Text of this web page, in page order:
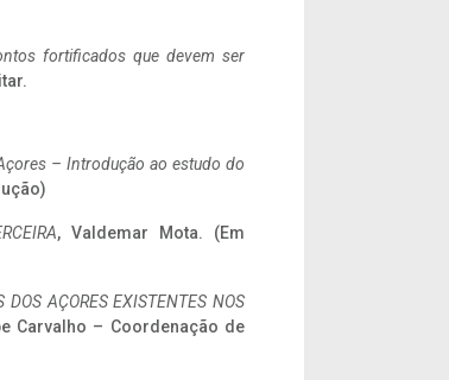
fortificados que devem ser
– Introdução ao estudo do
, Valdemar Mota. (Em
DOS AÇORES EXISTENTES NOS
Carvalho – Coordenação de